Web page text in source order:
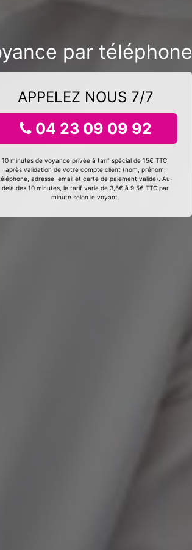
par téléphone
APPELEZ NOUS 7/7
04 23 09 09 92
10 minutes de voyance privée à tarif spécial de 15€ TTC,
après validation de votre compte client (nom, prénom,
adresse, email et carte de paiement valide). Au-
delà des 10 minutes, le tarif varie de 3,5€ à 9,5€ TTC par
minute selon le voyant.